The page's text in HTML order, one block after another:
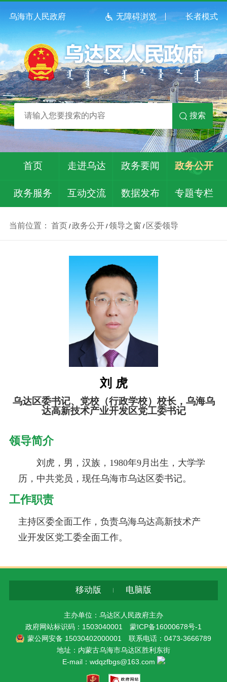
乌海市人民政府 无障碍浏览 长者模式
搜索
首页 走进乌达 政务要闻 政务公开
政务服务 互动交流 数据发布 专题专栏
当前位置： 首页 /政务公开/领导之窗 / 区委领导
刘 虎
乌达区委书记、党校（行政学校）校长，乌海乌
达高新技术产业开发区党工委书记
领导简介
刘虎，男，汉族，1980年9月出生，大学学
历，中共党员，现任乌海市乌达区委书记。
工作职责
主持区委全面工作，负责乌海乌达高新技术产
业开发区党工委全面工作。
移动版 电脑版
主办单位：乌达区人民政府主办
政府网站标识码：1503040001 蒙ICP备16000678号-1
蒙公网安备 15030402000001
联系电话：0473-3666789
地址：内蒙古乌海市乌达区胜利东街
E-mail：wdqzfbgs@163.com